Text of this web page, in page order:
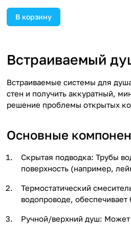
В корзину
Встраиваемый
Встраиваемые системы для
стен и получить аккуратный,
решение проблемы открытых
Основные
Скрытая подводка: Трубы
поверхность (например,
Термостатический
водопроводе,
Ручной/верхний душ: Может